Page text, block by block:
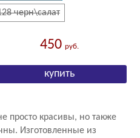
черн\салат
450 руб.
просто красивы, но также
Изготовленные из